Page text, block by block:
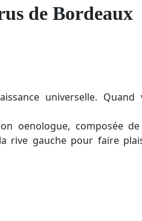
de Bordeaux
universelle.
oenologue, composée
rive gauche pour faire